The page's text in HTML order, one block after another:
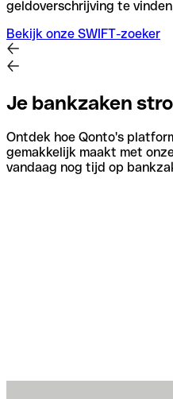
geldoverschrijving te
Bekijk onze SWIFT-zoeker
Je bankzaken
Ontdek hoe Qonto's
gemakkelijk maakt met
vandaag nog tijd op